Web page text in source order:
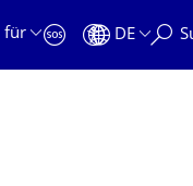
für
DE